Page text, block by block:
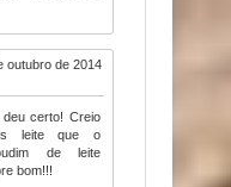
outubro de 2014
certo! Creio
leite que o
de leite
bom!!!